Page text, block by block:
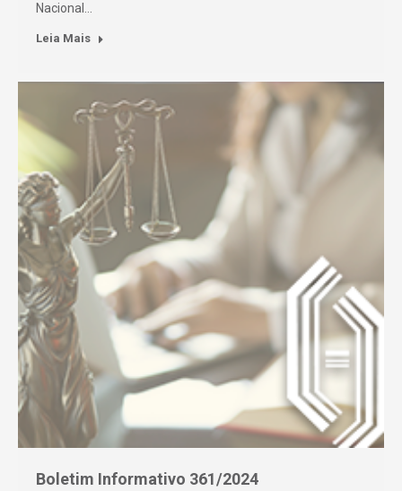
Nacional…
Leia Mais
Boletim Informativo 361/2024